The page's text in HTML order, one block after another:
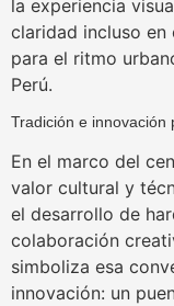
la experiencia
claridad incluso en
para el ritmo
Perú.
Tradición e innovación
En el marco del
valor cultural y
el desarrollo de
colaboración
simboliza esa
innovación: un